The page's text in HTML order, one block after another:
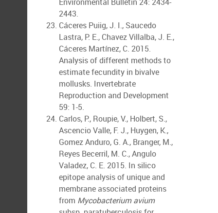
2443.
Cáceres Puiig, J. I., Saucedo
Lastra, P. E., Chavez Villalba, J. E.,
Cáceres Martínez, C. 2015.
Analysis of different methods to
estimate fecundity in bivalve
mollusks. Invertebrate
Reproduction and Development
59: 1-5.
Carlos, P., Roupie, V., Holbert, S.,
Ascencio Valle, F. J., Huygen, K.,
Gomez Anduro, G. A., Branger, M.,
Reyes Becerril, M. C., Angulo
Valadez, C. E. 2015. In silico
epitope analysis of unique and
membrane associated proteins
from Mycobacterium avium